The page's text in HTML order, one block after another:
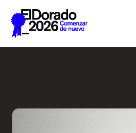
Saltar al contenido principal